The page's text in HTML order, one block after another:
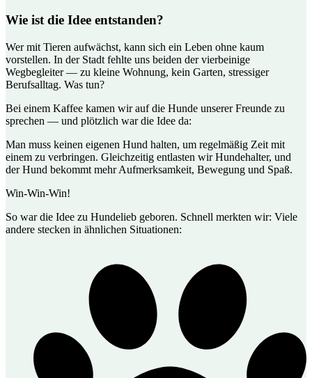
Wie ist die Idee entstanden?
Wer mit Tieren aufwächst, kann sich ein Leben ohne kaum
vorstellen. In der Stadt fehlte uns beiden der vierbeinige
Wegbegleiter — zu kleine Wohnung, kein Garten, stressiger
Berufsalltag. Was tun?
Bei einem Kaffee kamen wir auf die Hunde unserer Freunde zu
sprechen — und plötzlich war die Idee da:
Man muss keinen eigenen Hund halten, um regelmäßig Zeit mit
einem zu verbringen. Gleichzeitig entlasten wir Hundehalter, und
der Hund bekommt mehr Aufmerksamkeit, Bewegung und Spaß.
Win-Win-Win!
So war die Idee zu Hundelieb geboren. Schnell merkten wir: Viele
andere stecken in ähnlichen Situationen: